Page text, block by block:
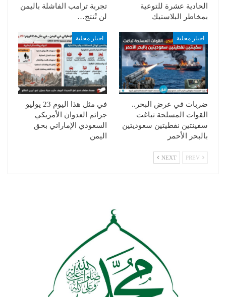
الحادية عشرة للتوعية
بمخاطر البلاستيك
تجربة ترامب الفاشلة باليمن
لن تُنتج…
اخبار محلية
ضربات في عرض البحر..
القوات المسلحة تباغت
سفينتين نفطيتين سعوديتين
بالبحر الأحمر
اخبار محلية
في مثل هذا اليوم 23 يوليو
جرائم العدوان الأمريكي
السعودي الإماراتي بحق
اليمن
NEXT